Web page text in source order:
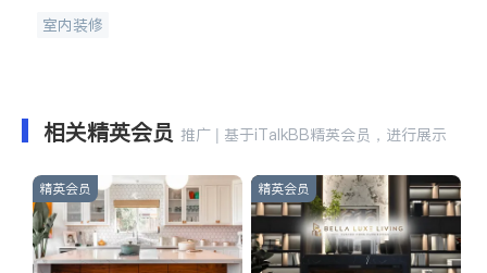
室内装修
相关精英会员 推广 | 基于iTalkBB精英会员，进行展示
精英会员 精英会员